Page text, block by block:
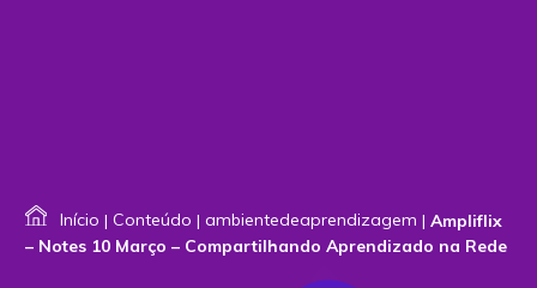
Início | Conteúdo | ambientedeaprendizagem | Ampliflix
– Notes 10 Março – Compartilhando Aprendizado na Rede